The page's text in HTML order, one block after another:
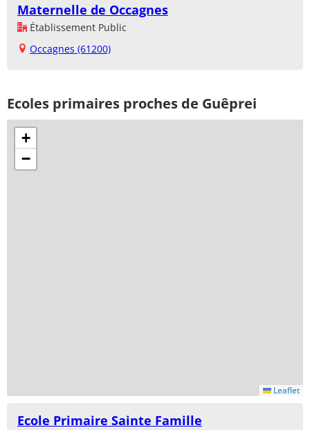
Maternelle de Occagnes
Établissement Public
Occagnes (61200)
Ecoles primaires proches de Guêprei
+
−
Leaflet
Ecole Primaire Sainte Famille